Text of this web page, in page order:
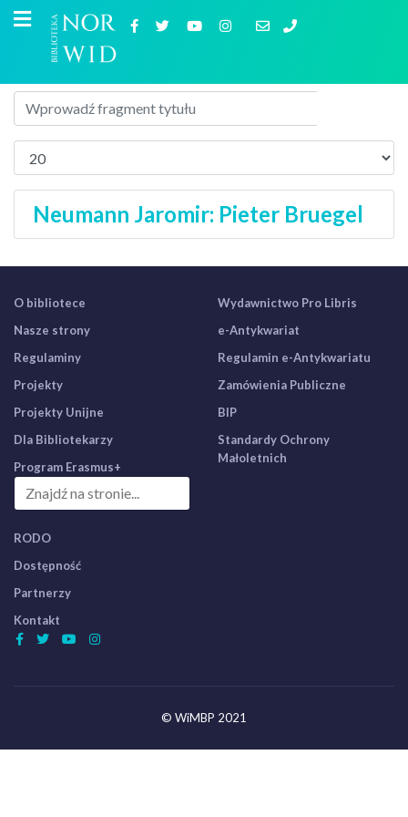
Neumann Jaromir: Pieter Bruegel
O bibliotece
Nasze strony
Regulaminy
Projekty
Projekty Unijne
Dla Bibliotekarzy
Program Erasmus+
Wydawnictwo Pro Libris
e-Antykwariat
Regulamin e-Antykwariatu
Zamówienia Publiczne
BIP
Standardy Ochrony
Małoletnich
RODO
Dostępność
Partnerzy
Kontakt
© WiMBP 2021